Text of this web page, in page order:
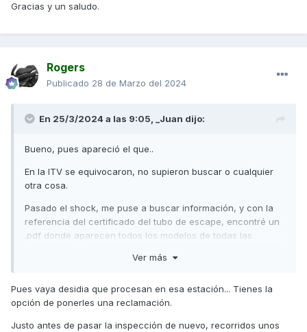
Gracias y un saludo.
Rogers
Publicado 28 de Marzo del 2024
En 25/3/2024 a las 9:05, _Juan dijo:
Bueno, pues apareció el que..
En la ITV se equivocaron, no supieron buscar o cualquier
otra cosa.
Pasado el shock, me puse a buscar información, y con la
referencia del certificado del tubo de escape, encontré un
.pdf donde aparecen todos los modelos de todas las
Y Bingo!! ahí aparece el modelo de mi moto, aún así, llamé
al distribuidor y me lo confirmó.
Ver más
Pues vaya desidia que procesan en esa estación... Tienes la
opción de ponerles una reclamación.
Justo antes de pasar la inspección de nuevo, recorridos unos